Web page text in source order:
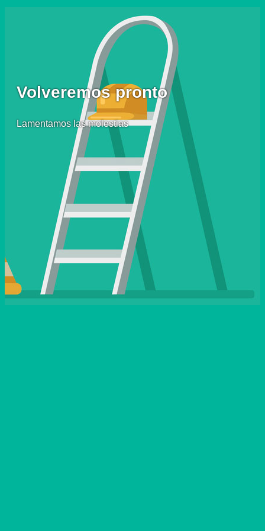
Volveremos pronto
Lamentamos las molestias